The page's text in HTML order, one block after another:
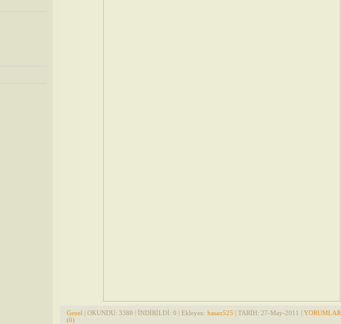
Genel | OKUNDU: 3388 | İNDİRİLDİ: 0 | Ekleyen: hasan525 | TARİH: 27-May-2011 | YORUMLAR
(0)